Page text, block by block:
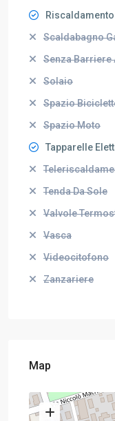
Scaldabagno
Senza
Solaio
Spazio
Spazio Moto
Tapparelle
Tenda Da Sole
Valvole
Vasca
Videocitofono
Zanzariere
Map